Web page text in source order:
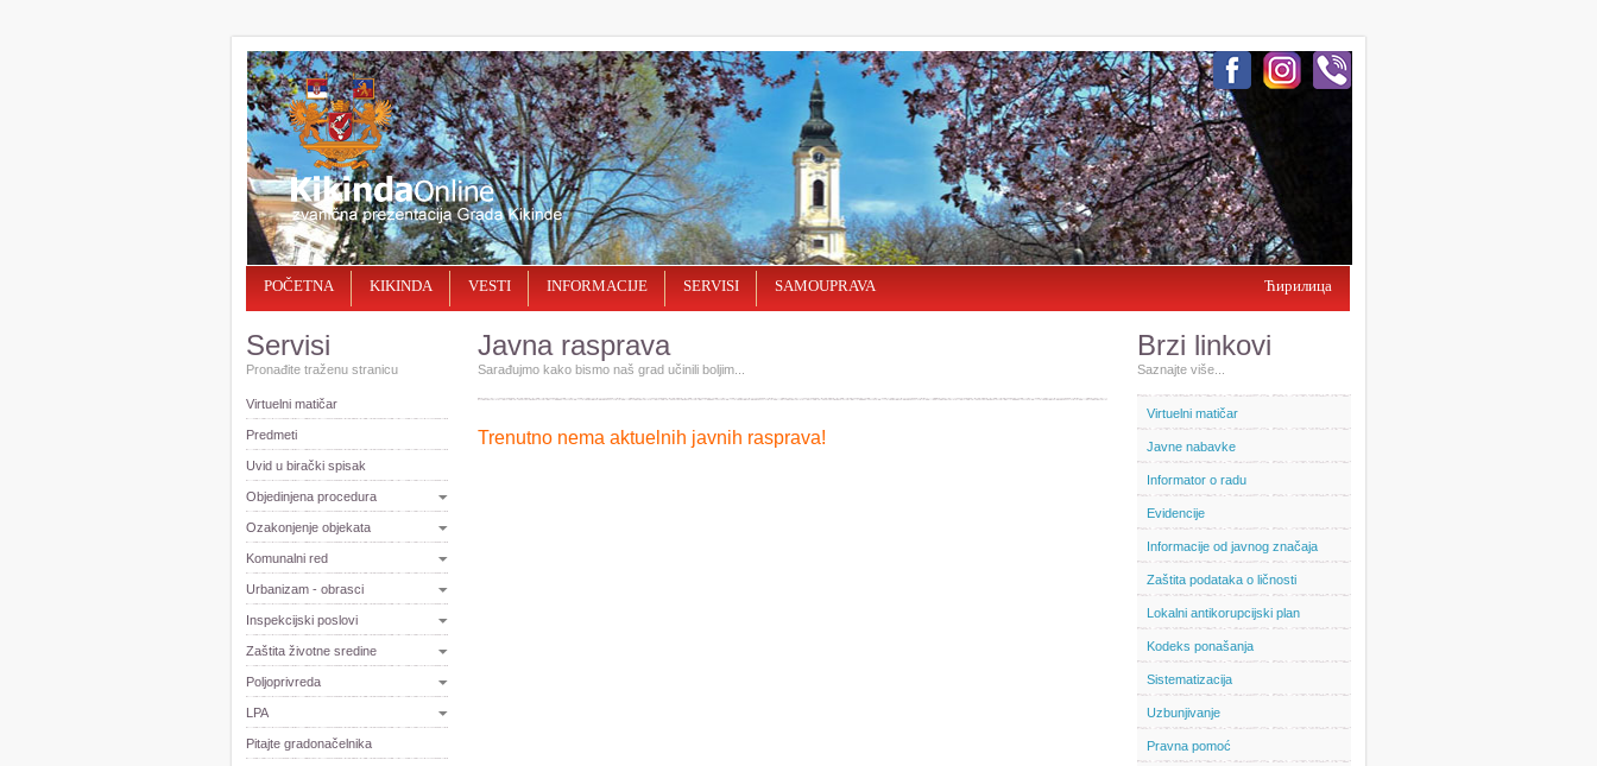
POČETNA KIKINDA VESTI INFORMACIJE SERVISI SAMOUPRAVA Ћирилица
Servisi
Pronađite traženu stranicu
Virtuelni matičar
Predmeti
Uvid u birački spisak
Objedinjena procedura
Ozakonjenje objekata
Komunalni red
Urbanizam - obrasci
Inspekcijski poslovi
Zaštita životne sredine
Polјoprivreda
LPA
Pitajte gradonačelnika
Javna rasprava
Sarađujmo kako bismo naš grad učinili bolјim...
Trenutno nema aktuelnih javnih rasprava!
Brzi linkovi
Saznajte više...
Virtuelni matičar
Javne nabavke
Informator o radu
Evidencije
Informacije od javnog značaja
Zaštita podataka o ličnosti
Lokalni antikorupcijski plan
Kodeks ponašanja
Sistematizacija
Uzbunjivanje
Pravna pomoć